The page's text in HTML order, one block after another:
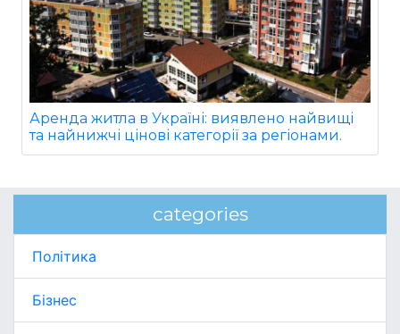
Аренда житла в Україні: виявлено найвищі
та найнижчі цінові категорії за регіонами.
categories
Політика
Бізнес